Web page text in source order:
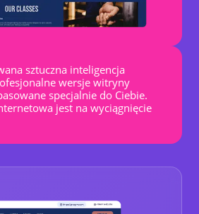
sztuczna inteligencja
wersje witryny
specjalnie do Ciebie.
jest na wyciągnięcie